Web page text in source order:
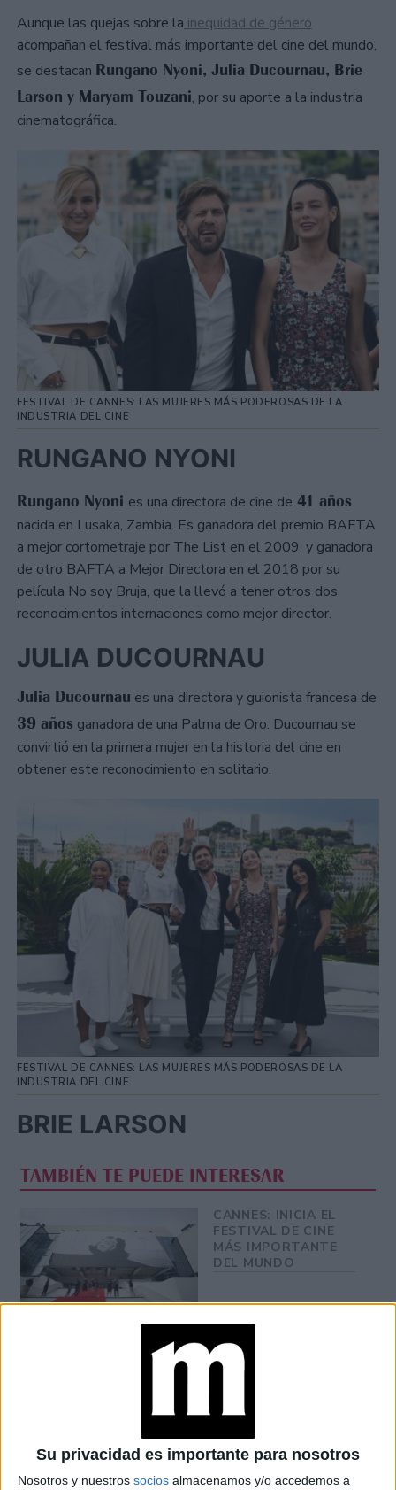
Su privacidad es importante para nosotros
Nosotros y nuestros socios almacenamos y/o accedemos a
Aunque las quejas sobre la inequidad de género
acompañan el festival más importante del cine del mundo,
se destacan Rungano Nyoni, Julia Ducournau, Brie
Larson y Maryam Touzani, por su aporte a la industria
cinematográfica.
FESTIVAL DE CANNES: LAS MUJERES MÁS PODEROSAS DE LA
INDUSTRIA DEL CINE
RUNGANO NYONI
Rungano Nyoni es una directora de cine de 41 años
nacida en Lusaka, Zambia. Es ganadora del premio BAFTA
a mejor cortometraje por The List en el 2009, y ganadora
de otro BAFTA a Mejor Directora en el 2018 por su
película No soy Bruja, que la llevó a tener otros dos
reconocimientos internaciones como mejor director.
JULIA DUCOURNAU
Julia Ducournau es una directora y guionista francesa de
39 años ganadora de una Palma de Oro. Ducournau se
convirtió en la primera mujer en la historia del cine en
obtener este reconocimiento en solitario.
FESTIVAL DE CANNES: LAS MUJERES MÁS PODEROSAS DE LA
INDUSTRIA DEL CINE
BRIE LARSON
TAMBIÉN TE PUEDE INTERESAR
CANNES: INICIA EL
FESTIVAL DE CINE
MÁS IMPORTANTE
DEL MUNDO
CANNES 2022: LOS
LOOKS DE LA
ARGENTINO
FESTIVAL DE
CANNES 2022: LOS